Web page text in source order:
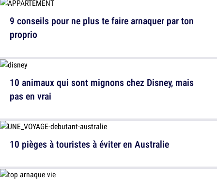
10 animaux qui sont mignons chez Disney, mais
pas en vrai
9 conseils pour ne plus te faire arnaquer par ton
proprio
10 pièges à touristes à éviter en Australie